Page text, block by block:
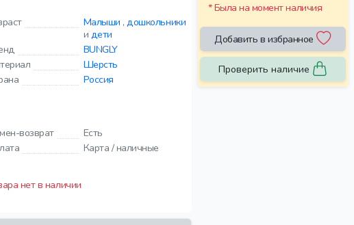
Малыши ,дошкольники
и дети
BUNGLY
Шерсть
Россия
возврат
Есть
Карта / наличные
нет в наличии
* Была на момент наличия
Добавить в избранное
Проверить наличие